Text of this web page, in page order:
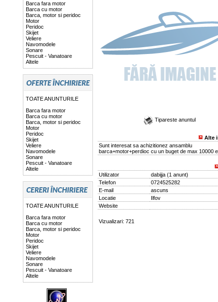
Barca fara motor
Barca cu motor
Barca, motor si peridoc
Motor
Peridoc
Skijet
Veliere
Navomodele
Sonare
Pescuit - Vanatoare
Altele
TOATE ANUNTURILE
Barca fara motor
Barca cu motor
Barca, motor si peridoc
Motor
Peridoc
Skijet
Veliere
Navomodele
Sonare
Pescuit - Vanatoare
Altele
TOATE ANUNTURILE
Barca fara motor
Barca cu motor
Barca, motor si peridoc
Motor
Peridoc
Skijet
Veliere
Navomodele
Sonare
Pescuit - Vanatoare
Altele
Tipareste anuntul
Alte
Sunt interesat sa achizitionez ansamblu
barca+motor+perdioc cu un buget de max 10000
Utilizator dabijja(1 anunt)
Telefon
0724525282
E-mail
ascuns
Locatie
Ilfov
Website
Vizualizari: 721